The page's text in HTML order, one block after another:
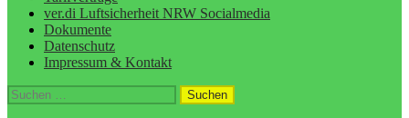
ver.di Luftsicherheit NRW Socialmedia
Dokumente
Datenschutz
Impressum & Kontakt
Suchen
nach: